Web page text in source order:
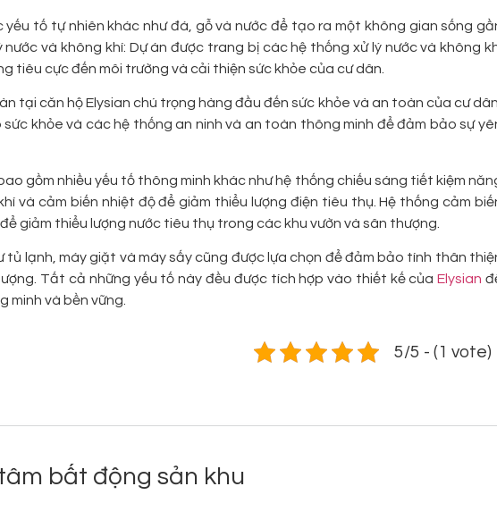
tố tự nhiên khác như đá, gỗ và nước để tạo ra một không gian sống
nước và không khí: Dự án được trang bị các hệ thống xử lý nước và không
tiêu cực đến môi trường và cải thiện sức khỏe của cư dân.
tại căn hộ Elysian chú trọng hàng đầu đến sức khỏe và an toàn của cư dân,
khỏe và các hệ thống an ninh và an toàn thông minh để đảm bảo sự
gồm nhiều yếu tố thông minh khác như hệ thống chiếu sáng tiết kiệm
và cảm biến nhiệt độ để giảm thiểu lượng điện tiêu thụ. Hệ thống cảm
giảm thiểu lượng nước tiêu thụ trong các khu vườn và sân thượng.
tủ lạnh, máy giặt và máy sấy cũng được lựa chọn để đảm bảo tính thân
Tất cả những yếu tố này đều được tích hợp vào thiết kế củaElysian
minh và bền vững.
5/5 - (1 vote)
bất động sản khu